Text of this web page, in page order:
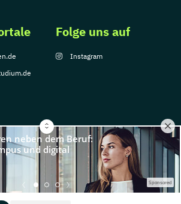
Sponsored
Folge uns auf
Instagram
Media GmbH
Nutzungsbedingungen